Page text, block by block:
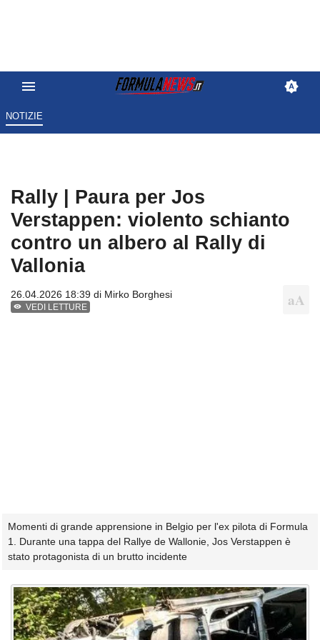
NOTIZIE
Rally | Paura per Jos
Verstappen: violento schianto
contro un albero al Rally di
Vallonia
26.04.2026 18:39 di Mirko Borghesi
VEDI LETTURE
Momenti di grande apprensione in Belgio per l'ex pilota di Formula
1. Durante una tappa del Rallye de Wallonie, Jos Verstappen è
stato protagonista di un brutto incidente